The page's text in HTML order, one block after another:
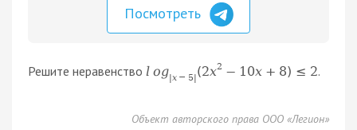
Посмотреть
Решите неравенство l og|x − 5|(2x2 − 10x + 8) ≤ 2.
Объект авторского права ООО «Легион»